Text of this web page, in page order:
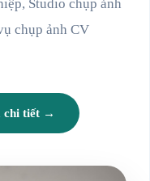
Studio chụp ảnh
chụp ảnh CV
chi tiết →